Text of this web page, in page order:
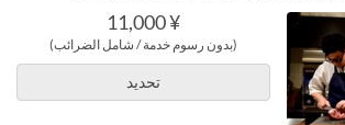
¥ 11,000
(بدون رسوم خدمة / شامل الضرائب)
تحديد